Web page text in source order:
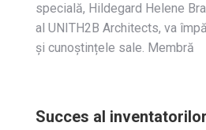
specială, Hildegard Helene
al UNITH2B Architects, va
și cunoștințele sale. Membră
Succes al